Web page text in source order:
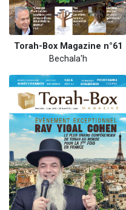
Torah-Box Magazine n°61
Bechala'h